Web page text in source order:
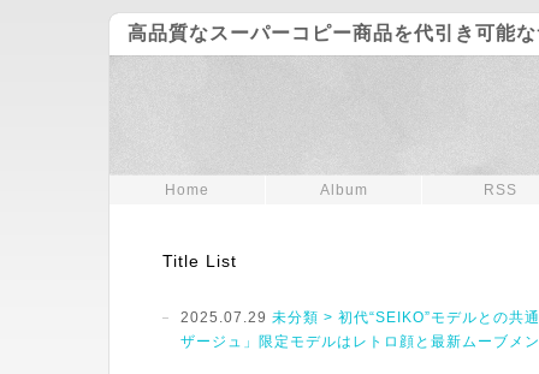
高品質なスーパーコピー商品を代引き可能
Home Album RSS
Title List
2025.07.29 未分類 > 初代“SEIKO”モデルとの共
ザージュ」限定モデルはレトロ顔と最新ムーブメ